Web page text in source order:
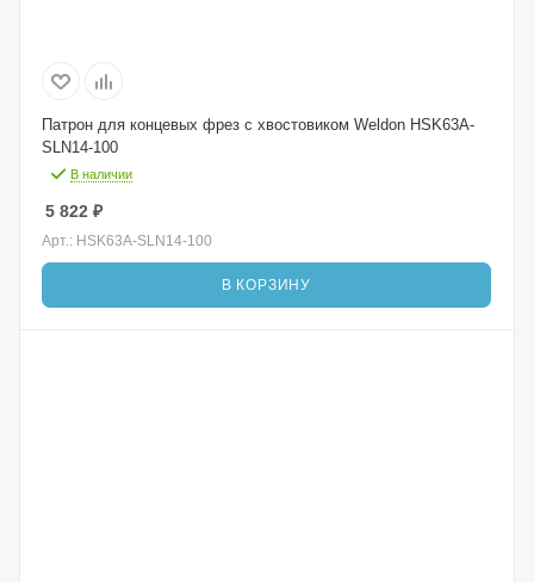
Патрон для концевых фрез с хвостовиком Weldon HSK63A-
SLN14-100
В наличии
5 822 ₽
Арт.: HSK63A-SLN14-100
В КОРЗИНУ